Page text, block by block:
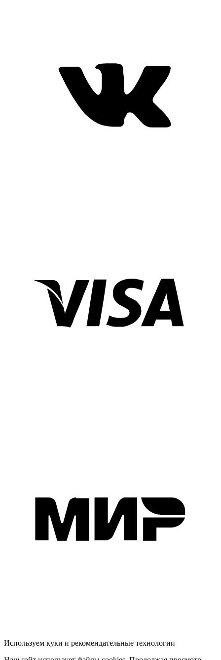
Используем куки и рекомендательные технологии